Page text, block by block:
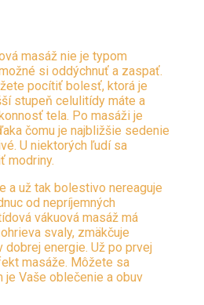
masáž nie je typom
si oddýchnuť a zaspať.
pocítiť bolesť, ktorá je
stupeň celulitídy máte a
tela. Po masáži je
čomu je najbližšie sedenie
U niektorých ľudí sa
modriny.
a už tak bolestivo nereaguje
od nepríjemných
vákuová masáž má
svaly, zmäkčuje
dobrej energie. Už po prvej
masáže. Môžete sa
je Vaše oblečenie a obuv